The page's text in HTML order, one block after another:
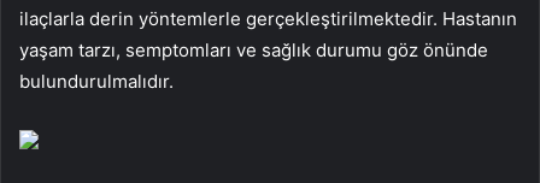
ilaçlarla derin yöntemlerle gerçekleştirilmektedir. Hastanın
yaşam tarzı, semptomları ve sağlık durumu göz önünde
bulundurulmalıdır.